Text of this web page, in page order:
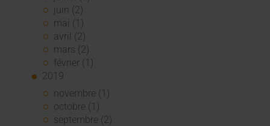
juin (2)
mai (1)
avril (2)
mars (2)
février (1)
2019
novembre (1)
octobre (1)
septembre (2)